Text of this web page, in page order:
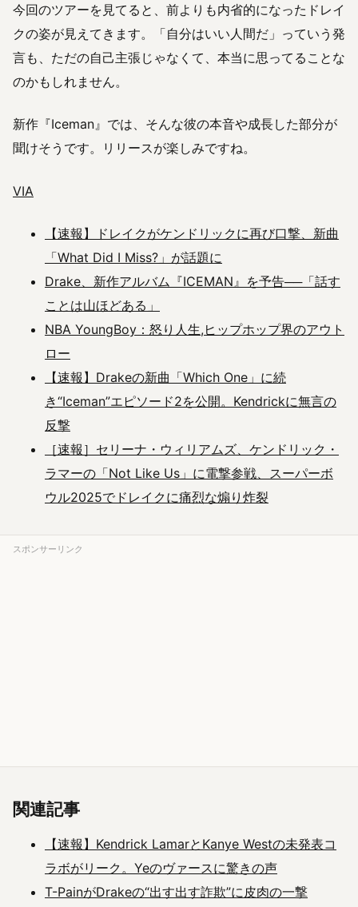
今回のツアーを見てると、前よりも内省的になったドレイ
クの姿が見えてきます。「自分はいい人間だ」っていう発
言も、ただの自己主張じゃなくて、本当に思ってることな
のかもしれません。
新作『Iceman』では、そんな彼の本音や成長した部分が
聞けそうです。リリースが楽しみですね。
VIA
【速報】ドレイクがケンドリックに再び口撃、新曲
「What Did I Miss?」が話題に
Drake、新作アルバム『ICEMAN』を予告──「話す
ことは山ほどある」
NBA YoungBoy：怒り人生,ヒップホップ界のアウト
ロー
【速報】Drakeの新曲「Which One」に続
き“Iceman”エピソード2を公開。Kendrickに無言の
反撃
［速報］セリーナ・ウィリアムズ、ケンドリック・
ラマーの「Not Like Us」に電撃参戦、スーパーボ
ウル2025でドレイクに痛烈な煽り炸裂
スポンサーリンク
関連記事
【速報】Kendrick LamarとKanye Westの未発表コ
ラボがリーク。Yeのヴァースに驚きの声
T-PainがDrakeの“出す出す詐欺”に皮肉の一撃